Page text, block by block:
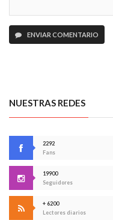
ENVIAR COMENTARIO
NUESTRAS REDES
2292
Fans
19900
Seguidores
+ 6200
Lectores diarios